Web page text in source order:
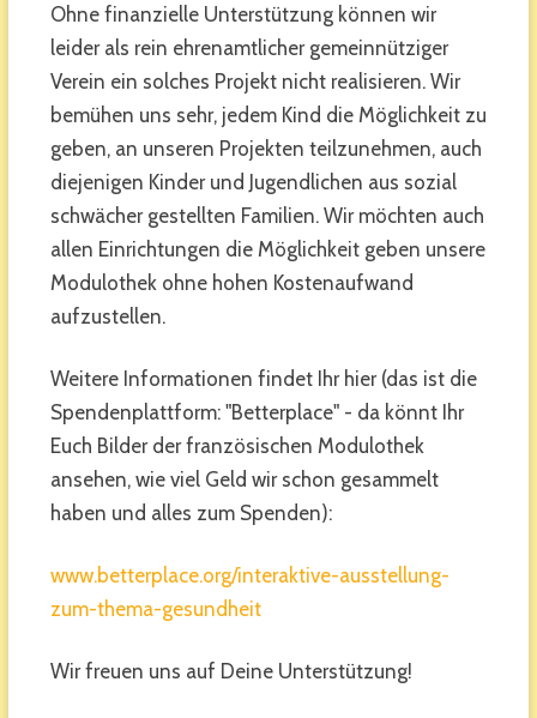
Ohne finanzielle Unterstützung können wir
leider als rein ehrenamtlicher gemeinnütziger
Verein ein solches Projekt nicht realisieren. Wir
bemühen uns sehr, jedem Kind die Möglichkeit zu
geben, an unseren Projekten teilzunehmen, auch
diejenigen Kinder und Jugendlichen aus sozial
schwächer gestellten Familien. Wir möchten auch
allen Einrichtungen die Möglichkeit geben unsere
Modulothek ohne hohen Kostenaufwand
aufzustellen.
Weitere Informationen findet Ihr hier (das ist die
Spendenplattform: "Betterplace" - da könnt Ihr
Euch Bilder der französischen Modulothek
ansehen, wie viel Geld wir schon gesammelt
haben und alles zum Spenden):
www.betterplace.org/interaktive-ausstellung-
zum-thema-gesundheit
Wir freuen uns auf Deine Unterstützung!